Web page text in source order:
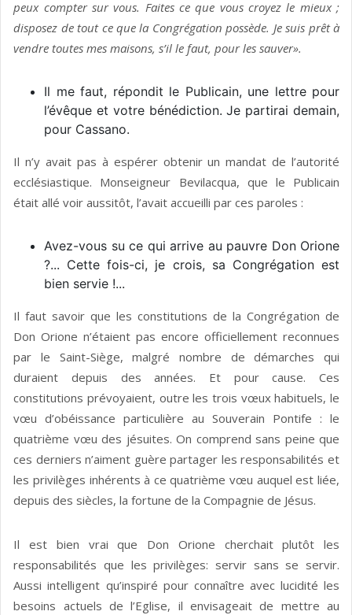
peux compter sur vous. Faites ce que vous croyez le mieux ;
disposez de tout ce que la Congré­gation possède. Je suis prêt à
vendre toutes mes maisons, s’il le faut, pour les sauver».
Il me faut, répondit le Publicain, une lettre pour
l’évêque et votre bénédiction. Je partirai demain,
pour Cassano.
Il n’y avait pas à espérer obtenir un mandat de l’autorité
ecclésiastique. Monseigneur Bevilacqua, que le Publicain
était allé voir aussitôt, l’avait accueilli par ces paroles :
Avez-vous su ce qui arrive au pauvre Don Orione
?... Cette fois-ci, je crois, sa Congrégation est
bien servie !...
Il faut savoir que les constitutions de la Congrégation de
Don Orione n’étaient pas encore officiellement reconnues
par le Saint-Siège, malgré nombre de démarches qui
duraient depuis des années. Et pour cause. Ces
constitutions prévoyaient, outre les trois vœux habituels, le
vœu d’obéissance particulière au Souverain Pontife : le
quatrième vœu des jésuites. On com­prend sans peine que
ces derniers n’aiment guère partager les responsabilités et
les privilèges inhérents à ce quatrième vœu auquel est liée,
depuis des siècles, la fortune de la Compagnie de Jésus.
Il est bien vrai que Don Orione cherchait plutôt les
responsabilités que les privilèges: servir sans se servir.
Aussi intelligent qu’inspiré pour connaître avec lucidité les
besoins actuels de l’Eglise, il envisageait de mettre au